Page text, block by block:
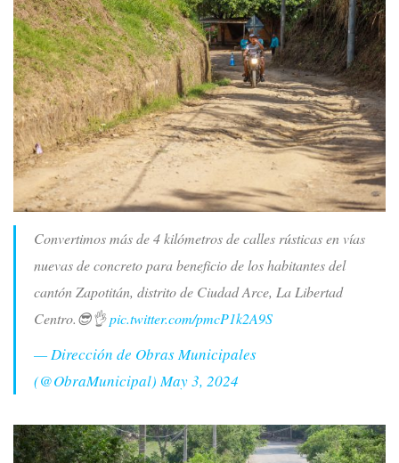
Convertimos más de 4 kilómetros de calles rústicas en vías
nuevas de concreto para beneficio de los habitantes del
cantón Zapotitán, distrito de Ciudad Arce, La Libertad
Centro.😎👌pic.twitter.com/pmcP1k2A9S
— Dirección de Obras Municipales
(@ObraMunicipal)May 3, 2024